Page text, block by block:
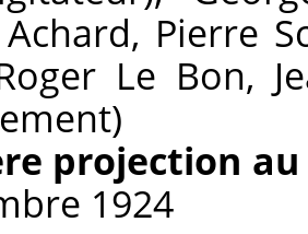
Pierre
Le Bon,
projection au
1924